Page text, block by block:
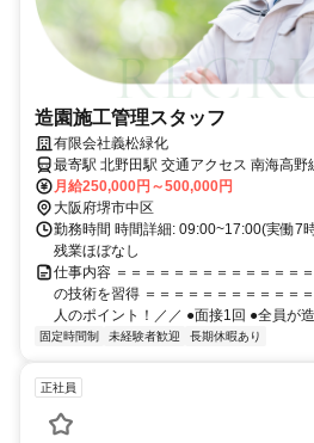
造園施工管理スタッフ
有限会社義松緑化
最寄駅 北野田駅 交通アクセス 南海高野線 「北野田駅」から車で約
5~7分
月給250,000円～500,000円
大阪府堺市中区
勤務時間 時間詳細: 09:00~17:00(実働7
残業ほぼなし
仕事内容 ＝＝＝＝＝＝＝＝＝＝＝＝＝
の技術を習得 ＝＝＝＝＝＝＝＝＝＝＝
人のポイント！／／ ●面接1回 ●全員が
固定時間制 未経験者歓迎 長期休暇あり
正社員